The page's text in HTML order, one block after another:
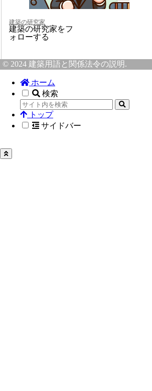
建築の研究家
建築の研究家をフ
ォローする
© 2024 建築用語と関係法令の説明.
ホーム
検索
トップ
サイドバー